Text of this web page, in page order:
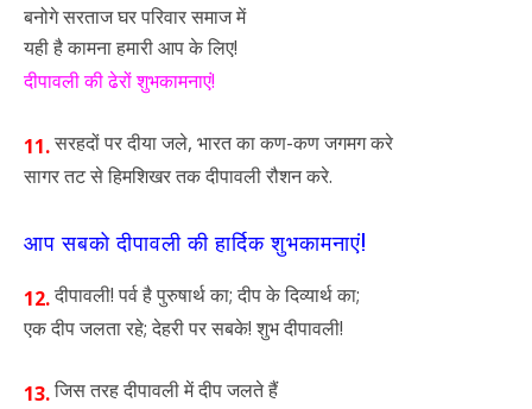
बनोगे सरताज घर परिवार समाज में
यही है कामना हमारी आप के लिए!
दीपावली की ढेरों शुभकामनाएं!
11.सरहदों पर दीया जले, भारत का कण-कण जगमग करे
सागर तट से हिमशिखर तक दीपावली रौशन करे.
आप सबको दीपावली की हार्दिक शुभकामनाएं!
12.दीपावली! पर्व है पुरुषार्थ का; दीप के दिव्यार्थ का;
एक दीप जलता रहे; देहरी पर सबके! शुभ दीपावली!
13.जिस तरह दीपावली में दीप जलते हैं